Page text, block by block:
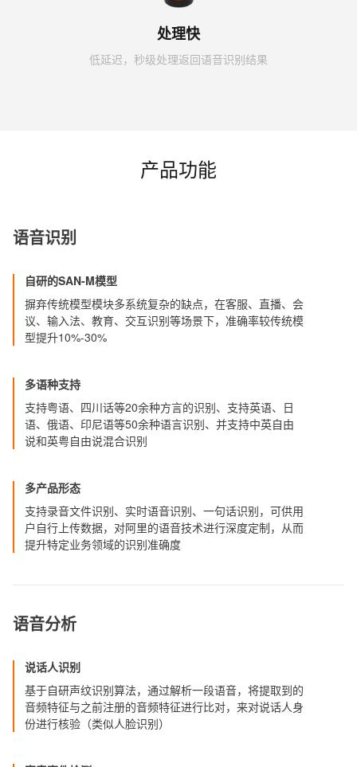
处理快
低延迟，秒级处理返回语音识别结果
产品功能
语音识别
自研的SAN-M模型
摒弃传统模型模块多系统复杂的缺点，在客服、直播、会
议、输入法、教育、交互识别等场景下，准确率较传统模
型提升10%-30%
多语种支持
支持粤语、四川话等20余种方言的识别、支持英语、日
语、俄语、印尼语等50余种语言识别、并支持中英自由
说和英粤自由说混合识别
多产品形态
支持录音文件识别、实时语音识别、一句话识别，可供用
户自行上传数据，对阿里的语音技术进行深度定制，从而
提升特定业务领域的识别准确度
语音分析
说话人识别
基于自研声纹识别算法，通过解析一段语音，将提取到的
音频特征与之前注册的音频特征进行比对，来对说话人身
份进行核验（类似人脸识别）